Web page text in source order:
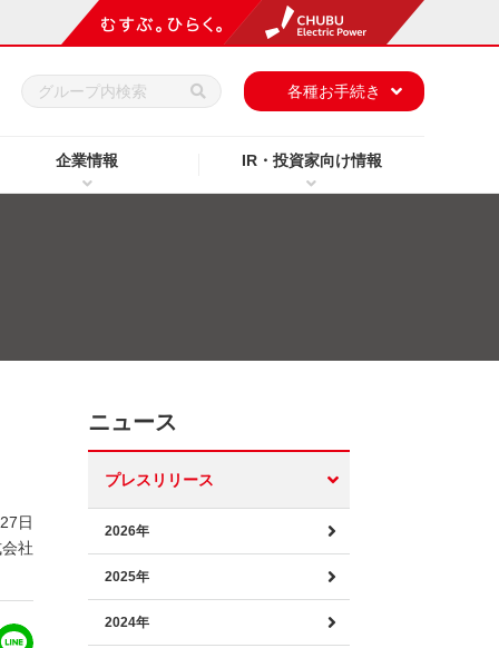
企業情報 IR・投資家向け情報
各種お手続き
日
社
ニュース
プレスリリース
2026年
2025年
2024年